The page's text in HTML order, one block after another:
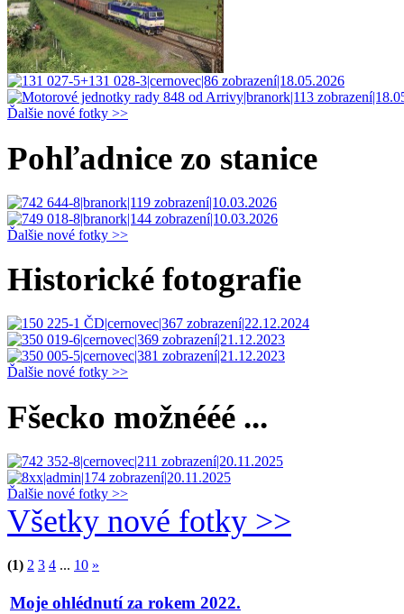
Ďalšie nové fotky >>
Pohľadnice zo stanice
Ďalšie nové fotky >>
Historické fotografie
Ďalšie nové fotky >>
Fšecko možnééé ...
Ďalšie nové fotky >>
Všetky nové fotky >>
(1) 2 3 4 ... 10 »
Moje ohlédnutí za rokem 2022.